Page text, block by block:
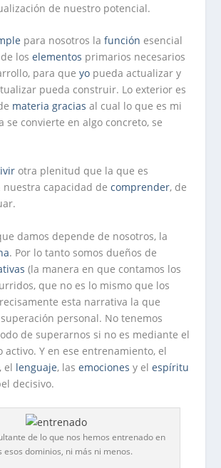
de nuestro potencial.
para nosotros lafunción esencial
loselementos primarios necesarios
para queyo pueda actualizar y
pueda construir. Lo exterior es
materia gracias al cual lo que es mi
se convierte en algo concreto, se
otra plenitud que la que es
nuestra capacidad decomprender, de
damos depende de nosotros, la
. Por lo tanto somos dueños de
(la manera en que contamos los
que no es lo mismo que los
esta narrativa la que
personal. No tenemos
de superarnos si no es mediante el
activo. Y en ese entrenamiento, el
el lenguaje, lasemociones y elespíritu
decisivo.
de lo que nos hemos entrenado en
esos dominios, ni más ni menos.